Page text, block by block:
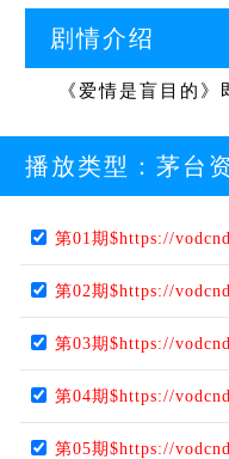
剧情介绍
《爱情是盲目的》
播放类型： 茅台
第01期$https://
第02期$https://
第03期$https://
第04期$https://
第05期$https://